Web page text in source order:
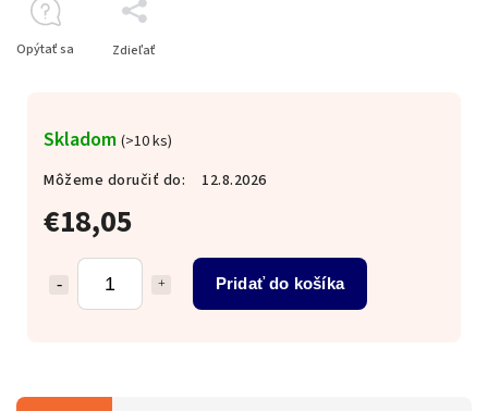
€18,05
Pridať do košíka
Skladom (>10 ks)
Môžeme doručiť do:
12.8.2026
Opýtať sa Zdieľať